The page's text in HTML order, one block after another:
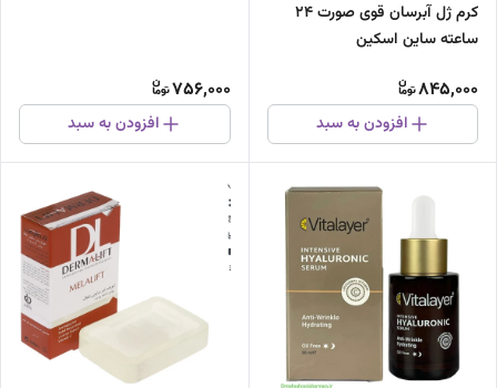
کرم ژل آبرسان قوی صورت 24
ساعته ساین اسکین
845,000
افزودن به سبد
756,000
افزودن به سبد